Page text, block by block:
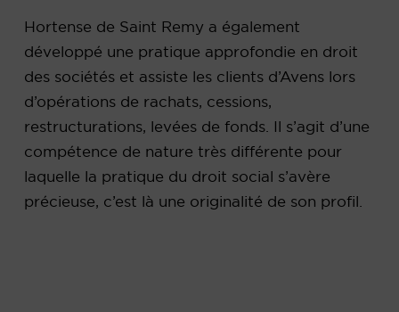
Hortense de Saint Remy a également
développé une pratique approfondie en droit
des sociétés et assiste les clients d’Avens lors
d’opérations de rachats, cessions,
restructurations, levées de fonds. Il s’agit d’une
compétence de nature très différente pour
laquelle la pratique du droit social s’avère
précieuse, c’est là une originalité de son profil.